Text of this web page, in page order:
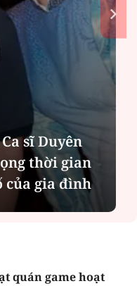
sĩ Duyên
thời gian
của gia đình
quán game hoạt